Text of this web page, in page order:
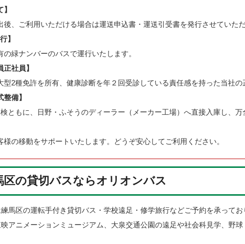
後、ご利用いただける場合は運送申込書・運送引受書を発行させていただ
】
の緑ナンバーのバスで運行いたします。
正社員】
型2種免許を所有、健康診断を年２回受診している責任感を持った当社の
整備】
ともに、日野・ふそうのディーラー（メーカー工場）へ直接入庫し、万
様の移動をサポートいたします。どうぞ安心してご利用ください。
区の貸切バスならオリオンバス
馬区の運転手付き貸切バス・学校遠足・修学旅行などご予約を承ってお
アニメーションミュージアム、大泉交通公園の遠足や社会科見学、野